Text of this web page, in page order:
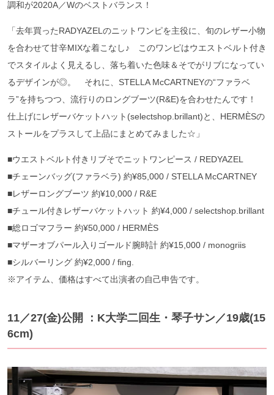
調和が2020A／Wのベストバランス！
「去年買ったRADYAZELのニットワンピを主役に、旬のレザー小物
を合わせて甘辛MIXな着こなし♪ このワンピはウエストベルト付き
でスタイルよく見えるし、落ち着いた色味＆そでがリブになってい
るデザインが◎。 それに、STELLA McCARTNEYの“ファラベ
ラ”を持ちつつ、流行りのロングブーツ(R&E)を合わせたんです！
仕上げにレザーバケットハット(selectshop.brillant)と、HERMÈSの
ストールをプラスして上品にまとめてみました☆」
■ウエストベルト付きリブそでニットワンピース / REDYAZEL
■チェーンバッグ(ファラベラ) 約¥85,000 / STELLA McCARTNEY
■レザーロングブーツ 約¥10,000 / R&E
■チュール付きレザーバケットハット 約¥4,000 / selectshop.brillant
■総ロゴマフラー 約¥50,000 / HERMÈS
■マザーオブパール入りゴールド腕時計 約¥15,000 / monogriis
■シルバーリング 約¥2,000 / fing.
※アイテム、価格はすべて出演者の自己申告です。
11／27(金)公開 ：K大学二回生・琴子サン／19歳(15
6cm)